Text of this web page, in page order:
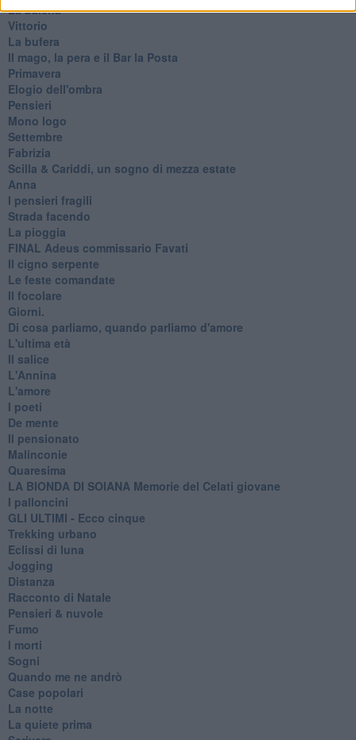
La balena
Vittorio
La bufera
Il mago, la pera e il Bar la Posta
Primavera
Elogio dell'ombra
Pensieri
Mono logo
Settembre
Fabrizia
​Scilla & Cariddi, un sogno di mezza estate
Anna
I pensieri fragili
Strada facendo
La pioggia
FINAL Adeus commissario Favati
Il cigno serpente
Le feste comandate
Il focolare
Giorni.
Di cosa parliamo, quando parliamo d'amore
L'ultima età
Il salice
L'Annina
L'amore
I poeti
De mente
Il pensionato
Malinconie
Quaresima
LA BIONDA DI SOIANA Memorie del Celati giovane
I palloncini
GLI ULTIMI - Ecco cinque
Trekking urbano
Eclissi di luna
Jogging
Distanza
Racconto di Natale
Pensieri & nuvole
Fumo
I morti
Sogni
Quando me ne andrò
Case popolari
La notte
La quiete prima